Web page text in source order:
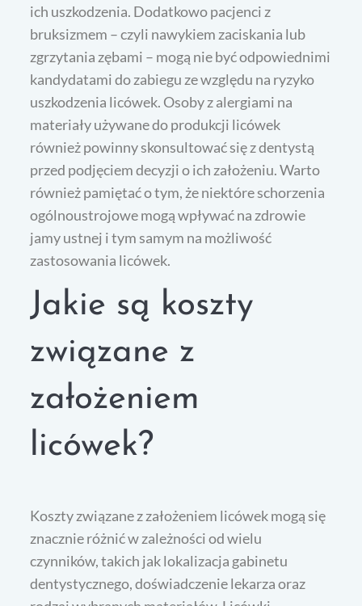
ich uszkodzenia. Dodatkowo pacjenci z
bruksizmem – czyli nawykiem zaciskania lub
zgrzytania zębami – mogą nie być odpowiednimi
kandydatami do zabiegu ze względu na ryzyko
uszkodzenia licówek. Osoby z alergiami na
materiały używane do produkcji licówek
również powinny skonsultować się z dentystą
przed podjęciem decyzji o ich założeniu. Warto
również pamiętać o tym, że niektóre schorzenia
ogólnoustrojowe mogą wpływać na zdrowie
jamy ustnej i tym samym na możliwość
zastosowania licówek.
Jakie są koszty
związane z
założeniem
licówek?
Koszty związane z założeniem licówek mogą się
znacznie różnić w zależności od wielu
czynników, takich jak lokalizacja gabinetu
dentystycznego, doświadczenie lekarza oraz